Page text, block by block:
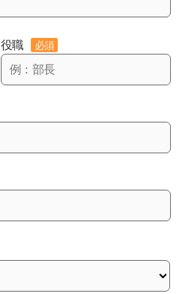
役職 必須